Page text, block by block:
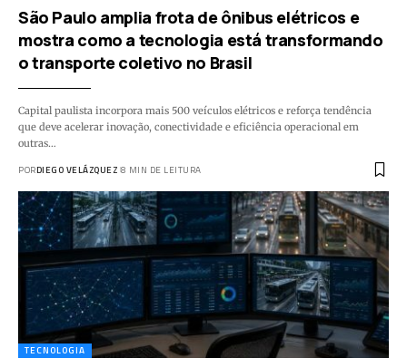
São Paulo amplia frota de ônibus elétricos e
mostra como a tecnologia está transformando
o transporte coletivo no Brasil
Capital paulista incorpora mais 500 veículos elétricos e reforça tendência
que deve acelerar inovação, conectividade e eficiência operacional em
outras…
PORDIEGO VELÁZQUEZ 8 MIN DE LEITURA
TECNOLOGIA